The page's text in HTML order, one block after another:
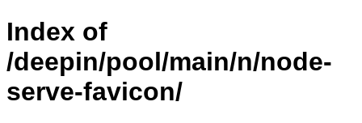
Index of
/deepin/pool/main/n/node-
serve-favicon/